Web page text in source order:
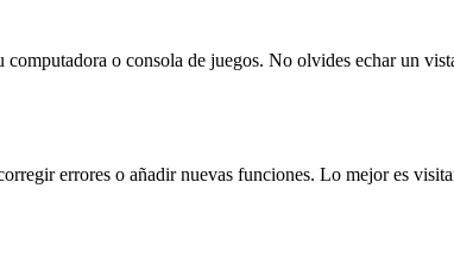
o consola de juegos. No olvides echar un
errores o añadir nuevas funciones. Lo mejor es